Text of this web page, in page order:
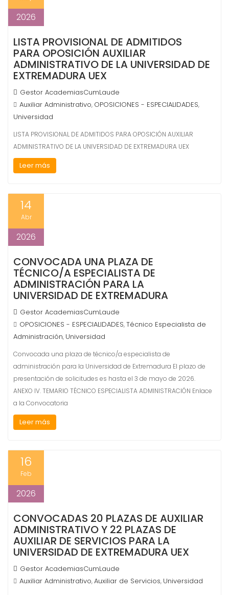
2026
LISTA PROVISIONAL DE ADMITIDOS
PARA OPOSICIÓN AUXILIAR
ADMINISTRATIVO DE LA UNIVERSIDAD DE
EXTREMADURA UEX
Gestor AcademiasCumLaude
Auxiliar Administrativo, OPOSICIONES - ESPECIALIDADES,
Universidad
LISTA PROVISIONAL DE ADMITIDOS PARA OPOSICIÓN AUXILIAR
ADMINISTRATIVO DE LA UNIVERSIDAD DE EXTREMADURA UEX
Leer más
14
Abr
2026
CONVOCADA UNA PLAZA DE
TÉCNICO/A ESPECIALISTA DE
ADMINISTRACIÓN PARA LA
UNIVERSIDAD DE EXTREMADURA
Gestor AcademiasCumLaude
OPOSICIONES - ESPECIALIDADES,Técnico Especialista de
Administración, Universidad
Convocada una plaza de técnico/a especialista de
administración para la Universidad de Extremadura El plazo de
presentación de solicitudes es hasta el 3 de mayo de 2026.
ANEXO IV. TEMARIO TÉCNICO ESPECIALISTA ADMINISTRACIÓN Enlace
a la Convocatoria
Leer más
16
Feb
2026
CONVOCADAS 20 PLAZAS DE AUXILIAR
ADMINISTRATIVO Y 22 PLAZAS DE
AUXILIAR DE SERVICIOS PARA LA
UNIVERSIDAD DE EXTREMADURA UEX
Gestor AcademiasCumLaude
Auxiliar Administrativo,Auxiliar de Servicios, Universidad